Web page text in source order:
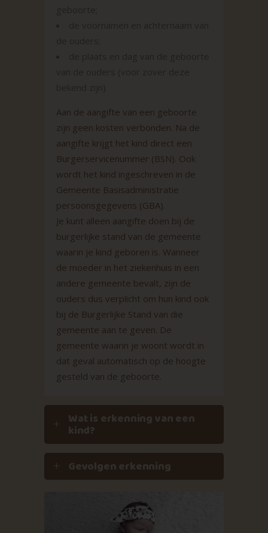
Aan de aangifte van een geboorte
zijn geen kosten verbonden. Na de
aangifte krijgt het kind direct een
Burgerservicenummer (BSN). Ook
wordt het kind ingeschreven in de
Gemeente Basisadministratie
persoonsgegevens (GBA).
Je kunt alleen aangifte doen bij de
burgerlijke stand van de gemeente
waarin je kind geboren is. Wanneer
de moeder in het ziekenhuis in een
andere gemeente bevalt, zijn de
ouders dus verplicht om hun kind ook
bij de Burgerlijke Stand van die
gemeente aan te geven. De
gemeente waarin je woont wordt in
dat geval automatisch op de hoogte
gesteld van de geboorte.
Wat is erkenning van een
kind?
Gevolgen erkenning